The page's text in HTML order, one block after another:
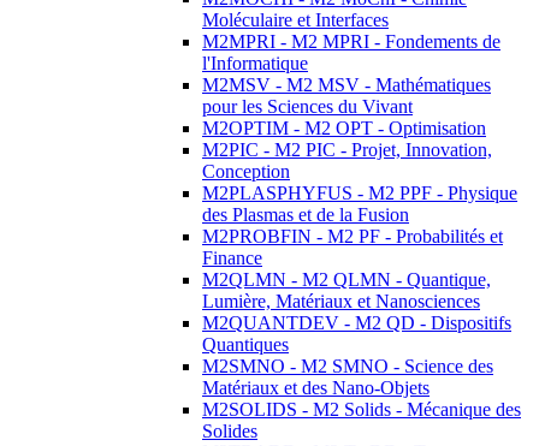
Moléculaire et Interfaces
M2MPRI - M2 MPRI - Fondements de
l'Informatique
M2MSV - M2 MSV - Mathématiques
pour les Sciences du Vivant
M2OPTIM - M2 OPT - Optimisation
M2PIC - M2 PIC - Projet, Innovation,
Conception
M2PLASPHYFUS - M2 PPF - Physique
des Plasmas et de la Fusion
M2PROBFIN - M2 PF - Probabilités et
Finance
M2QLMN - M2 QLMN - Quantique,
Lumière, Matériaux et Nanosciences
M2QUANTDEV - M2 QD - Dispositifs
Quantiques
M2SMNO - M2 SMNO - Science des
Matériaux et des Nano-Objets
M2SOLIDS - M2 Solids - Mécanique des
Solides